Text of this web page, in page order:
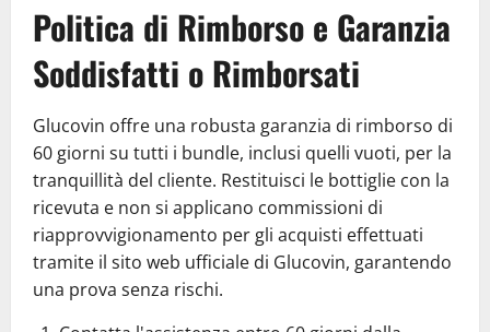
Politica di Rimborso e Garanzia
Soddisfatti o Rimborsati
Glucovin offre una robusta garanzia di rimborso di
60 giorni su tutti i bundle, inclusi quelli vuoti, per la
tranquillità del cliente. Restituisci le bottiglie con la
ricevuta e non si applicano commissioni di
riapprovvigionamento per gli acquisti effettuati
tramite il sito web ufficiale di Glucovin, garantendo
una prova senza rischi.